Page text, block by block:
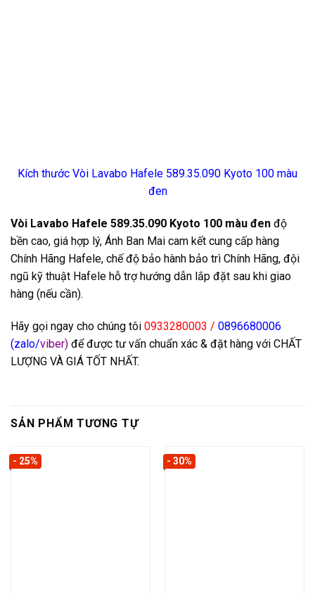
Kích thước Vòi Lavabo Hafele 589.35.090 Kyoto 100 màu
đen
Vòi Lavabo Hafele 589.35.090 Kyoto 100 màu đen độ
bền cao, giá hợp lý, Ánh Ban Mai cam kết cung cấp hàng
Chính Hãng Hafele, chế độ bảo hành bảo trì Chính Hãng, đội
ngũ kỹ thuật Hafele hỗ trợ hướng dẫn lắp đặt sau khi giao
hàng (nếu cần).
Hãy gọi ngay cho chúng tôi 0933280003 / 0896680006
(zalo/viber) để được tư vấn chuẩn xác & đặt hàng với CHẤT
LƯỢNG VÀ GIÁ TỐT NHẤT.
SẢN PHẨM TƯƠNG TỰ
- 25% - 30%